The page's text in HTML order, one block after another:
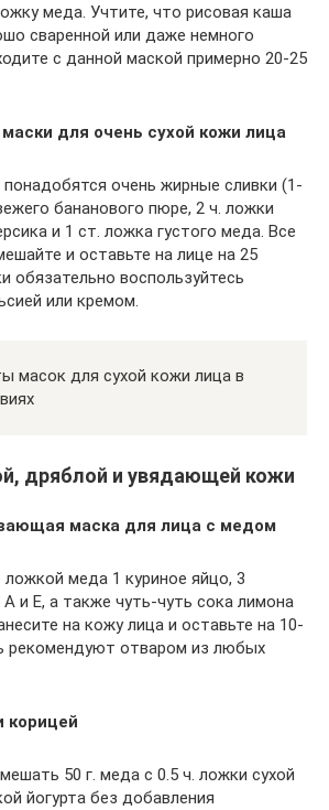
меда. Учтите, что рисовая каша
сваренной или даже немного
с данной маской примерно 20-25
для очень сухой кожи лица
очень жирные сливки (1-
бананового пюре, 2 ч. ложки
и 1 ст. ложка густого меда. Все
и оставьте на лице на 25
обязательно воспользуйтесь
или кремом.
масок для сухой кожи лица в
дряблой и увядающей кожи
маска для лица с медом
меда 1 куриное яйцо, 3
и Е, а также чуть-чуть сока лимона
на кожу лица и оставьте на 10-
рекомендуют отваром из любых
корицей
50 г. меда с 0.5 ч. ложки сухой
йогурта без добавления